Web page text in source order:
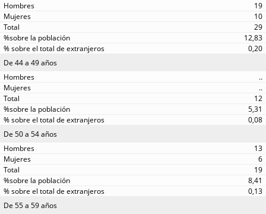
19
10
29
12,83
0,20
De 44 a 49 años
..
..
12
5,31
0,08
De 50 a 54 años
13
6
19
8,41
0,13
De 55 a 59 años